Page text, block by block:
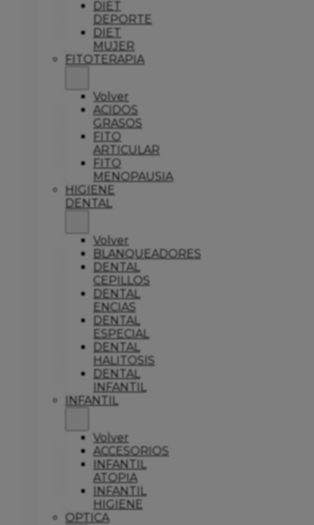
DIET
DEPORTE
DIET
MUJER
FITOTERAPIA
Volver
ACIDOS
GRASOS
FITO
ARTICULAR
FITO
MENOPAUSIA
HIGIENE
DENTAL
Volver
BLANQUEADORES
DENTAL
CEPILLOS
DENTAL
ENCIAS
DENTAL
ESPECIAL
DENTAL
HALITOSIS
DENTAL
INFANTIL
INFANTIL
Volver
ACCESORIOS
INFANTIL
ATOPIA
INFANTIL
HIGIENE
OPTICA